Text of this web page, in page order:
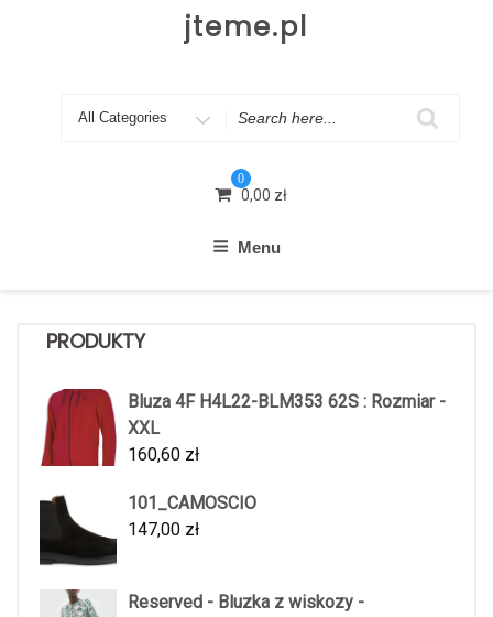
jteme.pl
Search
0
0,00 zł
Menu
PRODUKTY
Bluza 4F H4L22-BLM353 62S : Rozmiar -
XXL
160,60 zł
101_CAMOSCIO
147,00 zł
Reserved - Bluzka z wiskozy -